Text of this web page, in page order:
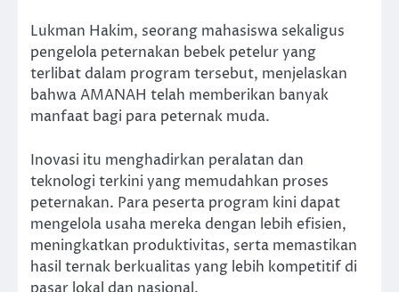
Lukman Hakim, seorang mahasiswa sekaligus
pengelola peternakan bebek petelur yang
terlibat dalam program tersebut, menjelaskan
bahwa AMANAH telah memberikan banyak
manfaat bagi para peternak muda.
Inovasi itu menghadirkan peralatan dan
teknologi terkini yang memudahkan proses
peternakan. Para peserta program kini dapat
mengelola usaha mereka dengan lebih efisien,
meningkatkan produktivitas, serta memastikan
hasil ternak berkualitas yang lebih kompetitif di
pasar lokal dan nasional.